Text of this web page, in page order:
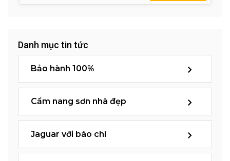
Danh mục tin tức
Bảo hành 100%
Cẩm nang sơn nhà đẹp
Jaguar với báo chí